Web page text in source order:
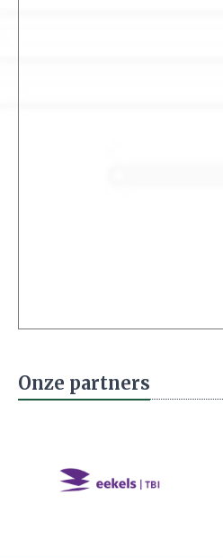
Onze partners